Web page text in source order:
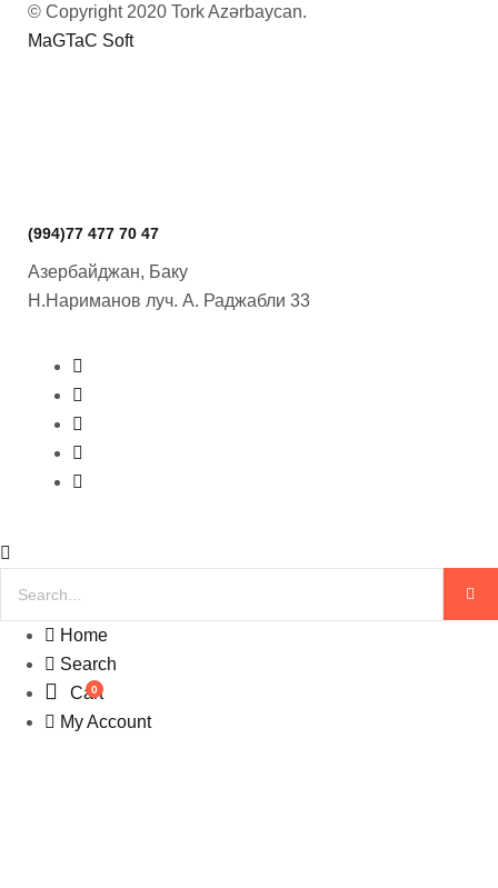
© Copyright 2020 Tork Azərbaycan.
MaGTaC Soft
(994)77 477 70 47
Азербайджан, Баку
Н.Нариманов луч. А. Раджабли 33
Home
Search
0
Cart
My Account